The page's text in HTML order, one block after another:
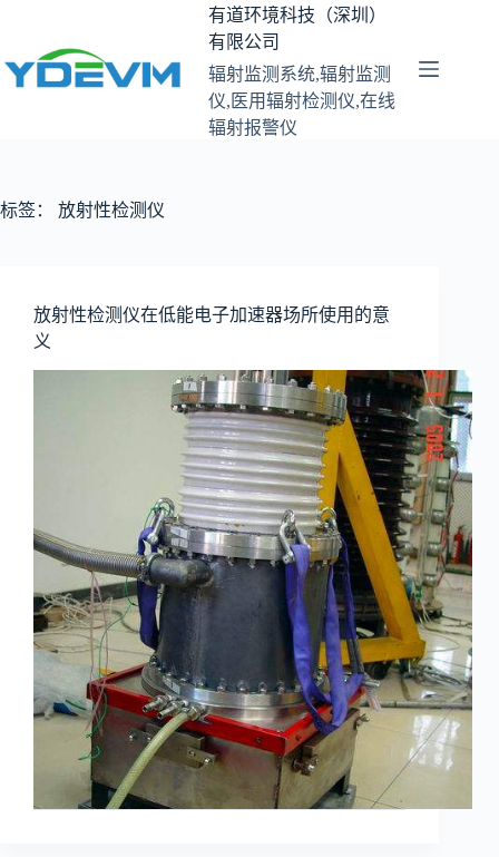
内
容
有道环境科技（深圳）
有限公司
辐射监测系统,辐射监测
仪,医用辐射检测仪,在线
辐射报警仪
标签： 放射性检测仪
放射性检测仪在低能电子加速器场所使用的意
义